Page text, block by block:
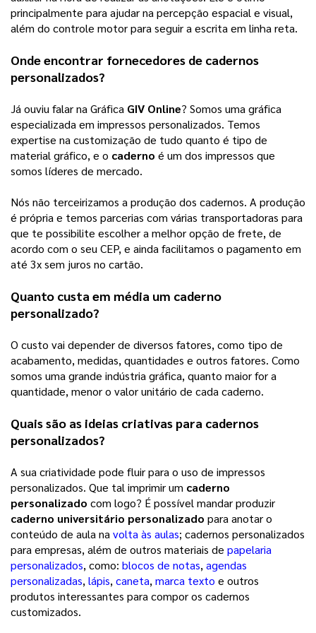
principalmente para ajudar na percepção espacial e visual,
além do controle motor para seguir a escrita em linha reta.
Onde encontrar fornecedores de cadernos
personalizados?
Já ouviu falar na Gráfica GIV Online? Somos uma gráfica
especializada em impressos personalizados. Temos
expertise na customização de tudo quanto é tipo de
material gráfico, e o caderno é um dos impressos que
somos líderes de mercado.
Nós não terceirizamos a produção dos cadernos. A produção
é própria e temos parcerias com várias transportadoras para
que te possibilite escolher a melhor opção de frete, de
acordo com o seu CEP, e ainda facilitamos o pagamento em
até 3x sem juros no cartão.
Quanto custa em média um caderno
personalizado?
O custo vai depender de diversos fatores, como tipo de
acabamento, medidas, quantidades e outros fatores. Como
somos uma grande indústria gráfica, quanto maior for a
quantidade, menor o valor unitário de cada caderno.
Quais são as ideias criativas para cadernos
personalizados?
A sua criatividade pode fluir para o uso de impressos
personalizados. Que tal imprimir um caderno
personalizado com logo? É possível mandar produzir
caderno universitário personalizado para anotar o
conteúdo de aula navolta às aulas; cadernos personalizados
para empresas, além de outros materiais de papelaria
personalizados, como: blocos de notas,agendas
personalizadas,lápis,caneta,marca texto e outros
produtos interessantes para compor os cadernos
customizados.